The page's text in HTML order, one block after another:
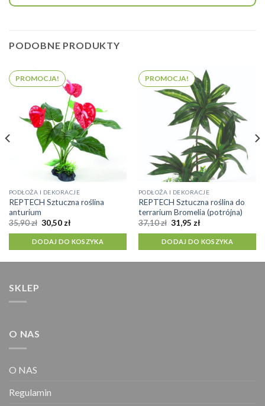
PODOBNE PRODUKTY
PROMOCJA!
PODŁOŻA I DEKORACJE
REPTECH Sztuczna roślina
anturium
35,90zł Pierwotna
cena
wynosiła:
35,90 zł.
30,50 złAktualna
wynosi:
30,50 zł.
DODAJ DO KOSZYKA
PROMOCJA!
PODŁOŻA I DEKORACJE
REPTECH Sztuczna roślina do
terrarium Bromelia (potrójna)
37,10zł Pierwotna
cena
wynosiła:
37,10 zł.
31,95 złAktualna
wynosi:
31,95 zł.
DODAJ DO KOSZYKA
SKLEP
O NAS
O NAS
Regulamin